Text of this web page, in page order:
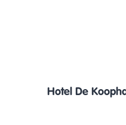
Hotel De